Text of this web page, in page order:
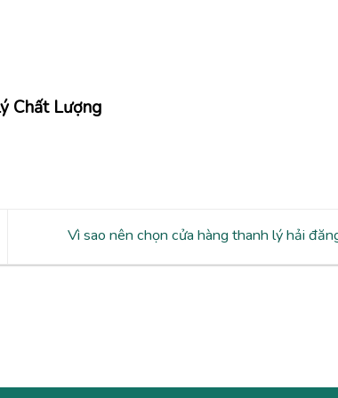
Chất Lượng
Vì sao nên chọn cửa hàng thanh lý hải